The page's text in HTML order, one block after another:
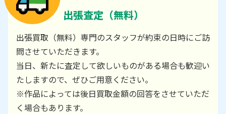
出張査定（無料）
出張買取（無料）専門のスタッフが約束の日時にご訪
問させていただきます。
当日、新たに査定して欲しいものがある場合も歓迎い
たしますので、ぜひご用意ください。
※作品によっては後日買取金額の回答をさせていただ
く場合もあります。